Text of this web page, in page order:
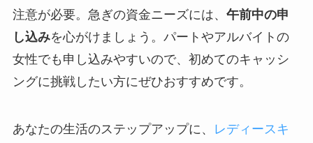
注意が必要。急ぎの資金ニーズには、 午前中の申
し込みを心がけましょう。パートやアルバイトの
女性でも申し込みやすいので、初めてのキャッシ
ングに挑戦したい方にぜひおすすめです。
あなたの生活のステップアップに、
レディースキ